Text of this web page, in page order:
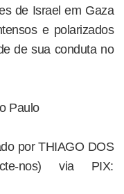
de Israel em Gaza
e polarizados
de sua conduta no
Paulo
por THIAGO DOS
nos) via PIX: